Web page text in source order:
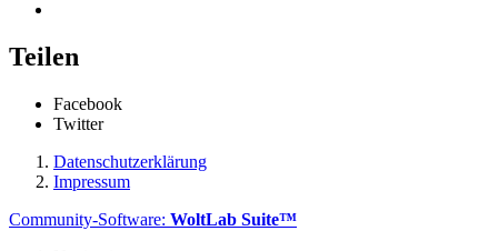
Teilen
Facebook
Twitter
Datenschutzerklärung
Impressum
Community-Software: WoltLab Suite™